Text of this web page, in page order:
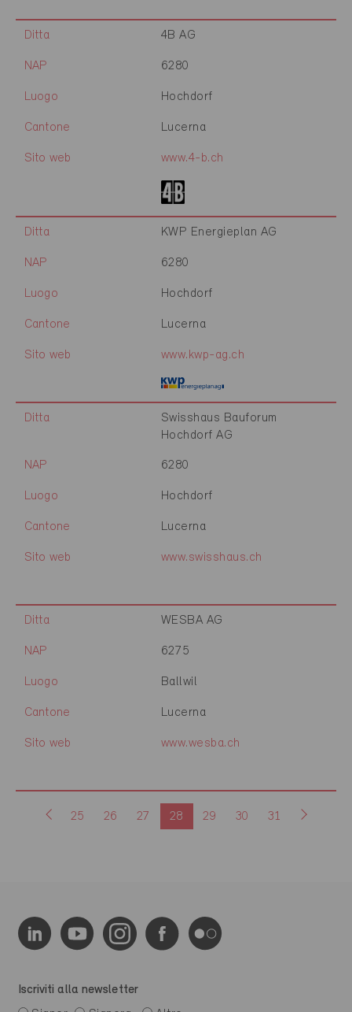
Ditta 4B AG
NAP 6280
Luogo Hochdorf
Cantone Lucerna
Sito web www.4-b.ch
Ditta KWP Energieplan AG
NAP 6280
Luogo Hochdorf
Cantone Lucerna
Sito web www.kwp-ag.ch
Ditta
Swisshaus Bauforum
Hochdorf AG
NAP 6280
Luogo Hochdorf
Cantone Lucerna
Sito web www.swisshaus.ch
Ditta WESBA AG
NAP 6275
Luogo Ballwil
Cantone Lucerna
Sito web www.wesba.ch
25 26 27 28 29 30 31
Iscriviti alla newsletter